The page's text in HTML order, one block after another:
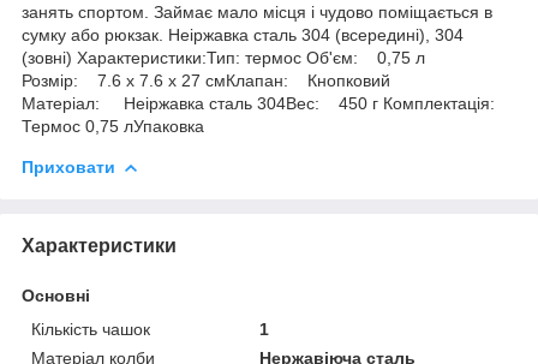
занять спортом. Займає мало місця і чудово поміщається в
сумку або рюкзак. Неіржавка сталь 304 (всередині), 304
(зовні) Характеристики:Тип: термос Об'єм: 0,75 л
Розмір: 7.6 x 7.6 x 27 смКлапан: Кнопковий
Матеріал: Неіржавка сталь 304Вес: 450 г Комплектація:
Термос 0,75 лУпаковка
Приховати
Характеристики
Основні
Кількість чашок
1
Матеріал колби
Нержавіюча сталь